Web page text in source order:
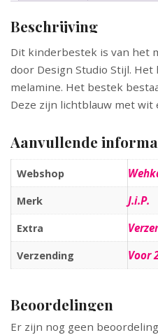
Beschrijving
Dit kinderbestek is van het
door Design Studio Stijl. Het
melamine. Het bestek
Deze zijn lichtblauw met
Aanvullende
Webshop
Merk J.i.P.
Extra
Verzending Voor
Beoordelingen
Er zijn nog geen